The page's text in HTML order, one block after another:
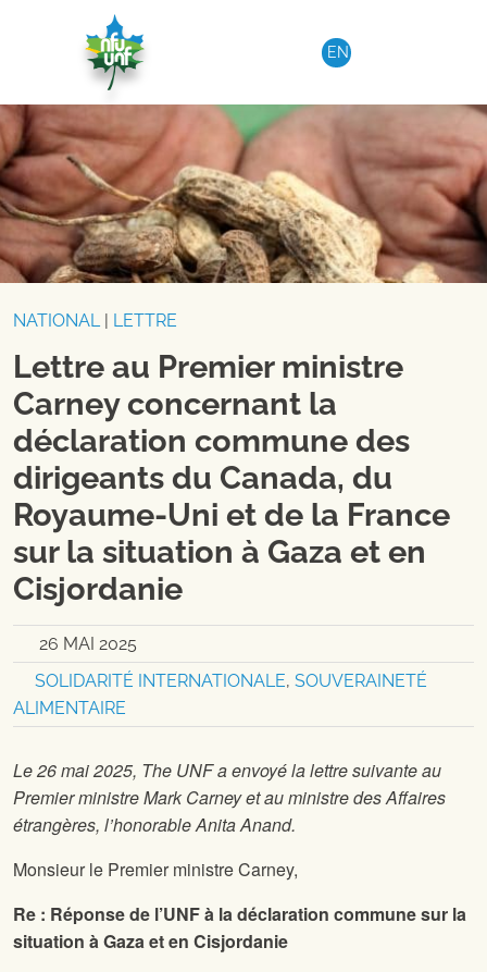
Aller au contenu
EN
NATIONAL| LETTRE
Lettre au Premier ministre
Carney concernant la
déclaration commune des
dirigeants du Canada, du
Royaume-Uni et de la France
sur la situation à Gaza et en
Cisjordanie
26 MAI 2025
SOLIDARITÉ INTERNATIONALE, SOUVERAINETÉ
ALIMENTAIRE
Le 26 mai 2025, The UNF a envoyé la lettre suivante au
Premier ministre Mark Carney et au ministre des Affaires
étrangères, l’honorable Anita Anand.
Monsieur le Premier ministre Carney,
Re : Réponse de l’UNF à la déclaration commune sur la
situation à Gaza et en Cisjordanie